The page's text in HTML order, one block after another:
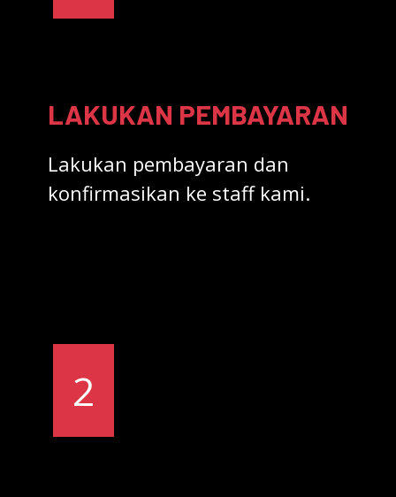
LAKUKAN PEMBAYARAN
Lakukan pembayaran dan
konfirmasikan ke staff kami.
2